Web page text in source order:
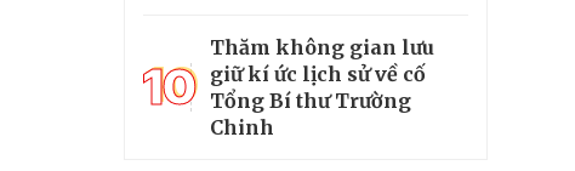
10
Thăm không gian lưu
giữ kí ức lịch sử về cố
Tổng Bí thư Trường
Chinh